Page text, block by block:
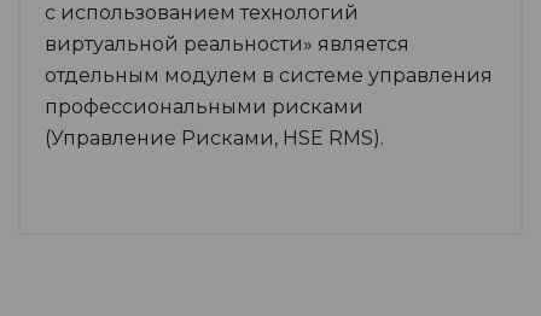
с использованием технологий
виртуальной реальности» является
отдельным модулем в системе управления
профессиональными рисками
(Управление Рисками, HSE RMS).